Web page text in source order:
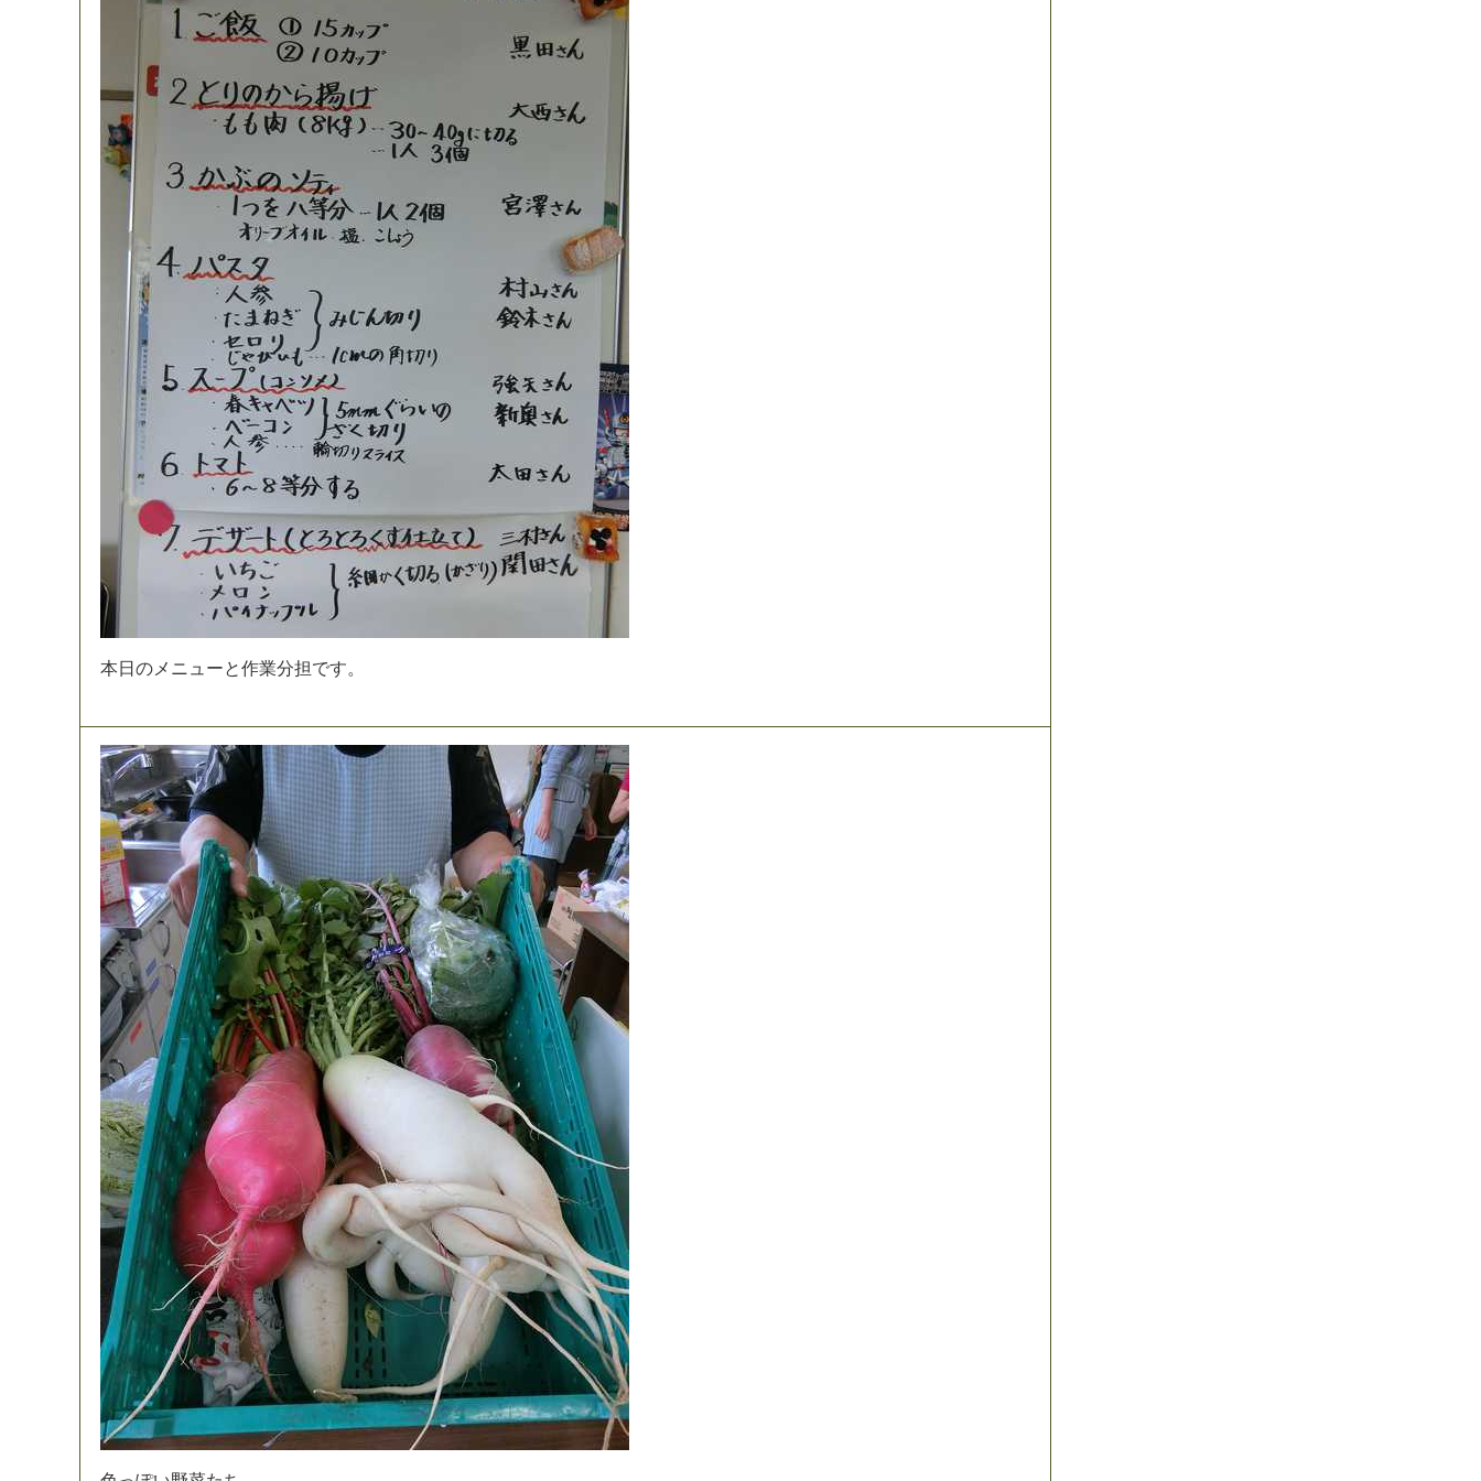
本 日 の メ ニ ュ ーと作業分担です。